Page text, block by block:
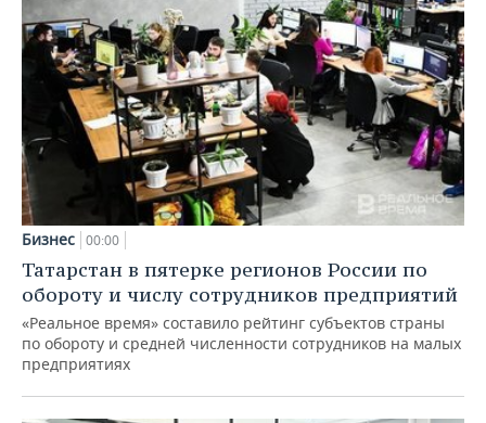
Бизнес 00:00
Татарстан в пятерке регионов России по
обороту и числу сотрудников предприятий
«Реальное время» составило рейтинг субъектов страны
по обороту и средней численности сотрудников на малых
предприятиях